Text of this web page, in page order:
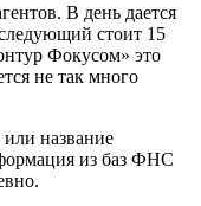
В день дается
стоит 15
Фокусом» это
не так много
название
из баз ФНС